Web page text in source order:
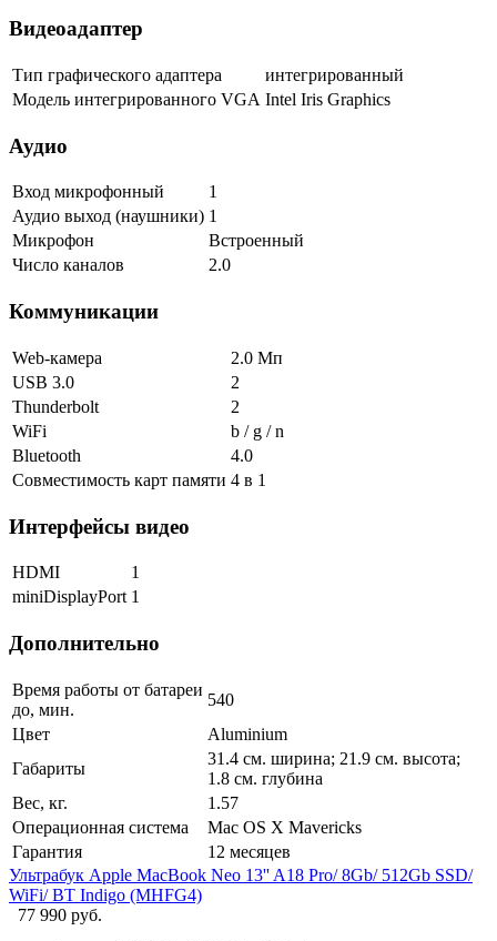
Видеоадаптер
Тип графического адаптера
интегрированный
Модель интегрированного VGA Intel Iris Graphics
Аудио
Вход микрофонный
1
Аудио выход (наушники) 1
Микрофон
Встроенный
Число каналов
2.0
Коммуникации
Web-камера
2.0 Мп
USB 3.0
2
Thunderbolt
2
WiFi
b / g / n
Bluetooth
4.0
Совместимость карт памяти 4 в 1
Интерфейсы видео
HDMI
1
miniDisplayPort 1
Дополнительно
Время работы от батареи
до, мин.
540
Цвет
Aluminium
Габариты
31.4 см. ширина; 21.9 см. высота;
1.8 см. глубина
Вес, кг.
1.57
Операционная система
Mac OS X Mavericks
Гарантия
12 месяцев
Ультрабук Apple MacBook Neo 13'' A18 Pro/ 8Gb/ 512Gb SSD/
WiFi/ BT Indigo (MHFG4)
77 990 руб.